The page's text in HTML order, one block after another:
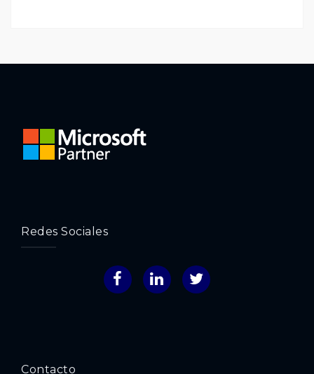
Redes Sociales
FacebookLinkedInTwitter
Contacto